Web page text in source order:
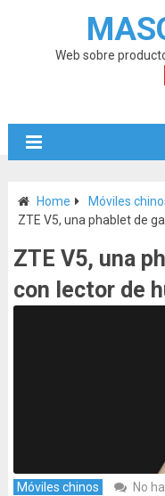
Web sobre
Home
Móviles
ZTE V5, una phablet de
ZTE V5, una
con lector de
Móviles chinos No